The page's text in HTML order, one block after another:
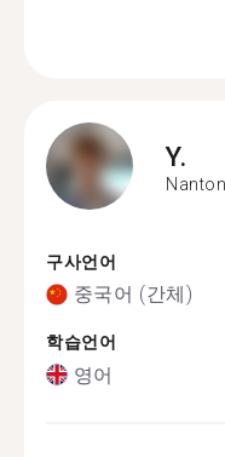
Y.
구사언어
중국어 (간체)
학습언어
영어